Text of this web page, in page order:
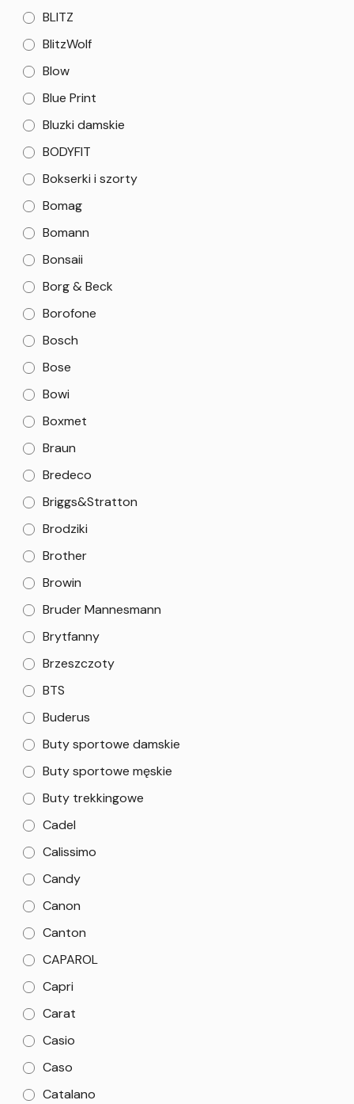
BLITZ
BlitzWolf
Blow
Blue Print
Bluzki damskie
BODYFIT
Bokserki i szorty
Bomag
Bomann
Bonsaii
Borg & Beck
Borofone
Bosch
Bose
Bowi
Boxmet
Braun
Bredeco
Briggs&Stratton
Brodziki
Brother
Browin
Bruder Mannesmann
Brytfanny
Brzeszczoty
BTS
Buderus
Buty sportowe damskie
Buty sportowe męskie
Buty trekkingowe
Cadel
Calissimo
Candy
Canon
Canton
CAPAROL
Capri
Carat
Casio
Caso
Catalano